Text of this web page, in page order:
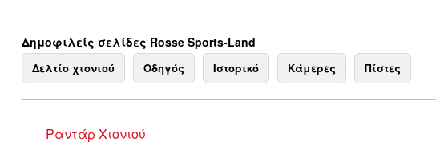
Δημοφιλείς σελίδες Rosse Sports-Land
Δελτίο χιονιού Οδηγός Ιστορικό Κάμερες Πίστες
Ραντάρ Χιονιού